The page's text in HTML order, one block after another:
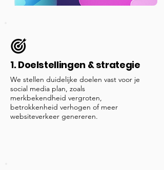
1. Doelstellingen & strategie
We stellen duidelijke doelen vast voor je
social media plan, zoals
merkbekendheid vergroten,
betrokkenheid verhogen of meer
websiteverkeer genereren.